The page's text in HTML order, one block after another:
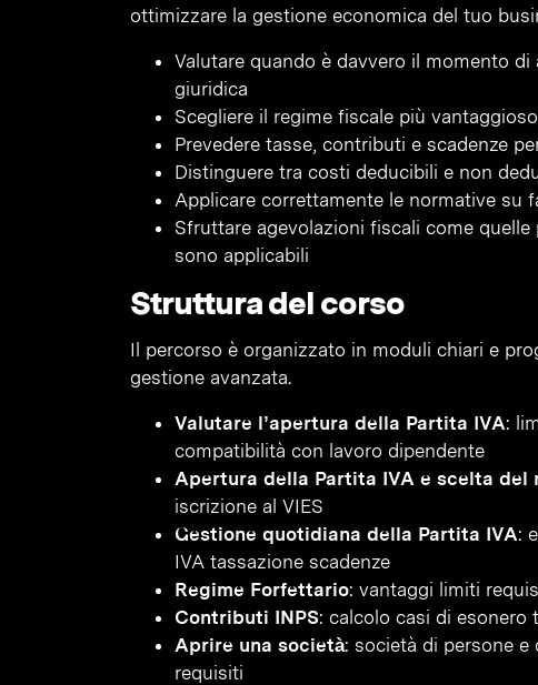
ottimizzare la gestione economica del tuo
Valutare quando è davvero il momento
giuridica
Scegliere il regime fiscale più
Prevedere tasse, contributi e scadenze
Distinguere tra costi deducibili e non
Applicare correttamente le normative su
Sfruttare agevolazioni fiscali come
sono applicabili
Struttura del corso
Il percorso è organizzato in moduli chiari e
gestione avanzata.
Valutare l’apertura della Partita IVA:
compatibilità con lavoro dipendente
Apertura della Partita IVA e scelta del
iscrizione al VIES
Gestione quotidiana della Partita IVA:
IVA tassazione scadenze
Regime Forfettario: vantaggi limiti
Contributi INPS: calcolo casi di
Aprire una società: società di persone e
requisiti